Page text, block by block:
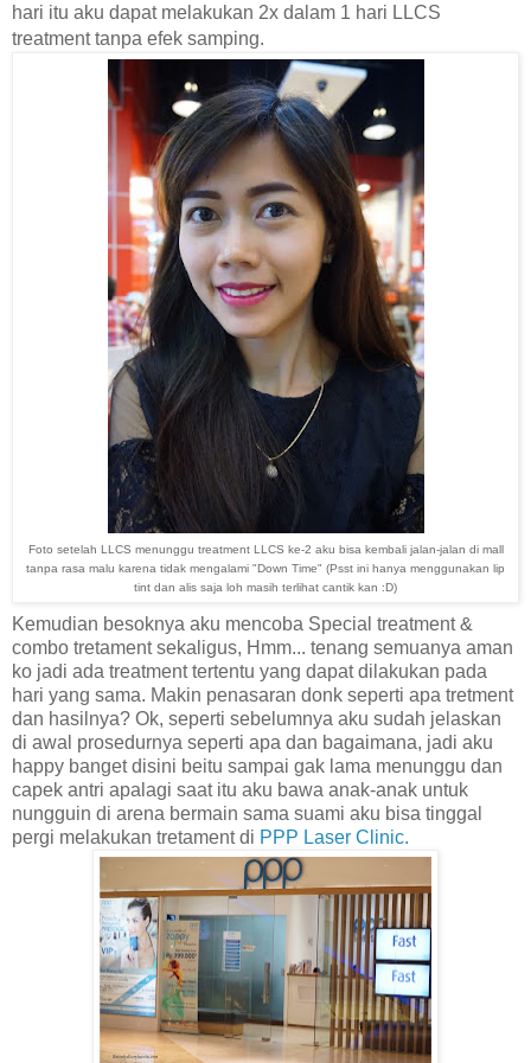
hari itu aku dapat melakukan 2x dalam 1 hari LLCS
treatment tanpa efek samping.
Foto setelah LLCS menunggu treatment LLCS ke-2 aku bisa kembali jalan-jalan di mall
tanpa rasa malu karena tidak mengalami "Down Time" (Psst ini hanya menggunakan lip
tint dan alis saja loh masih terlihat cantik kan :D)
Kemudian besoknya aku mencoba Special treatment &
combo tretament sekaligus, Hmm... tenang semuanya aman
ko jadi ada treatment tertentu yang dapat dilakukan pada
hari yang sama. Makin penasaran donk seperti apa tretment
dan hasilnya? Ok, seperti sebelumnya aku sudah jelaskan
di awal prosedurnya seperti apa dan bagaimana, jadi aku
happy banget disini beitu sampai gak lama menunggu dan
capek antri apalagi saat itu aku bawa anak-anak untuk
nungguin di arena bermain sama suami aku bisa tinggal
pergi melakukan tretament di PPP Laser Clinic.